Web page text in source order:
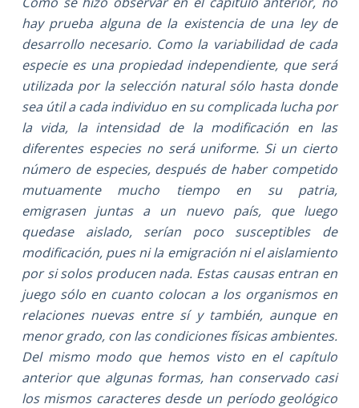
hay prueba alguna de la existencia de una ley de
desarrollo necesario. Como la variabilidad de cada
especie es una propiedad independiente, que será
utilizada por la selección natural sólo hasta donde
sea útil a cada individuo en su complicada lucha por
la vida, la intensidad de la modificación en las
diferentes especies no será uniforme. Si un cierto
número de especies, después de haber competido
mutuamente mucho tiempo en su patria,
emigrasen juntas a un nuevo país, que luego
quedase aislado, serían poco susceptibles de
modificación, pues ni la emigración ni el aislamiento
por si solos producen nada. Estas causas entran en
juego sólo en cuanto colocan a los organismos en
relaciones nuevas entre sí y también, aunque en
menor grado, con las condiciones físicas ambientes.
Del mismo modo que hemos visto en el capítulo
anterior que algunas formas, han conservado casi
los mismos caracteres desde un período geológico